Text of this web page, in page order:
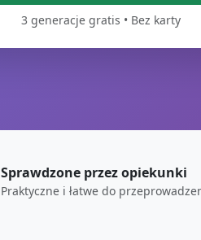
3 generacje gratis • Bez karty
Sprawdzone przez opiekunki
Praktyczne i łatwe do